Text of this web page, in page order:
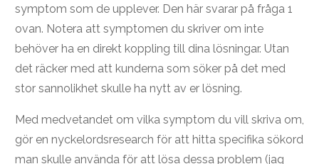
symptom som de upplever. Den här svarar på fråga 1
ovan. Notera att symptomen du skriver om inte
behöver ha en direkt koppling till dina lösningar. Utan
det räcker med att kunderna som söker på det med
stor sannolikhet skulle ha nytt av er lösning.
Med medvetandet om vilka symptom du vill skriva om,
gör en nyckelordsresearch för att hitta specifika sökord
man skulle använda för att lösa dessa problem (jag